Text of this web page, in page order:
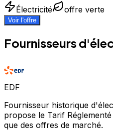
Électricité offre verte
Voir l'offre
Fournisseurs
EDF
Fournisseur historique
propose le Tarif
que des offres de marché.